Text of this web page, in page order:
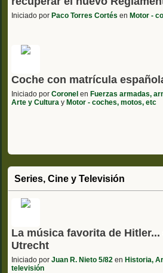
Iniciado por Paco Torres Cortés en Motor -
Coche con matrícula
Iniciado por Coronel en Fuerzas armadas,
Arte y Cultura y Motor - coches, motos, etc
Series, Cine y Televisión
La música favorita de Hitler...
Utrecht
Iniciado por Juan R. Nieto 5/82 en Historia,
televisión